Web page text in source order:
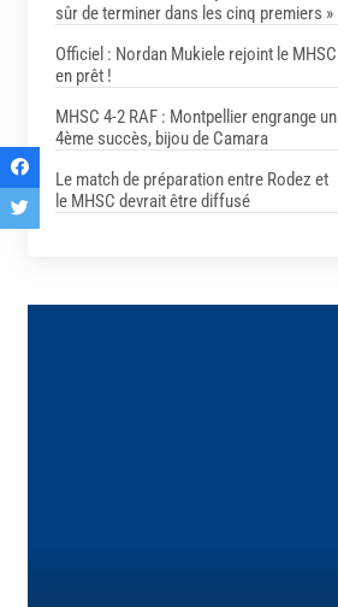
sûr de terminer dans les cinq premiers »
Officiel : Nordan Mukiele rejoint le MHSC
en prêt !
MHSC 4-2 RAF : Montpellier engrange un
4ème succès, bijou de Camara
Le match de préparation entre Rodez et
le MHSC devrait être diffusé